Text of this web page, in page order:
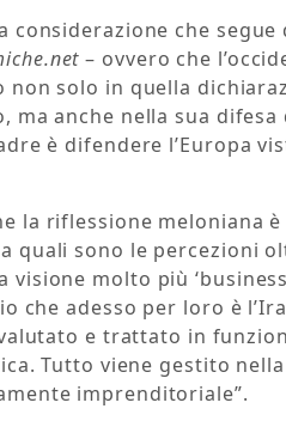
considerazione che
– ovvero che
non solo in quella
ma anche nella sua
è difendere l’Europa
la riflessione meloniana
quali sono le percezioni
visione molto più
che adesso per loro è
e trattato in
Tutto viene gestito
imprenditoriale”.